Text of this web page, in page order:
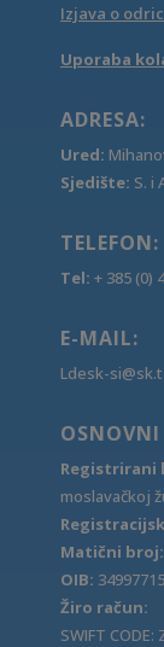
Izjava o
Uporaba
ADRESA:
Ured:
Sjedište: S. i
TELEFON:
Tel: + 385 (0)
E-MAIL:
Ldesk-
Registrirani
moslavačkoj
Matični broj:
OIB:
Žiro račun:
SWIFT CODE: